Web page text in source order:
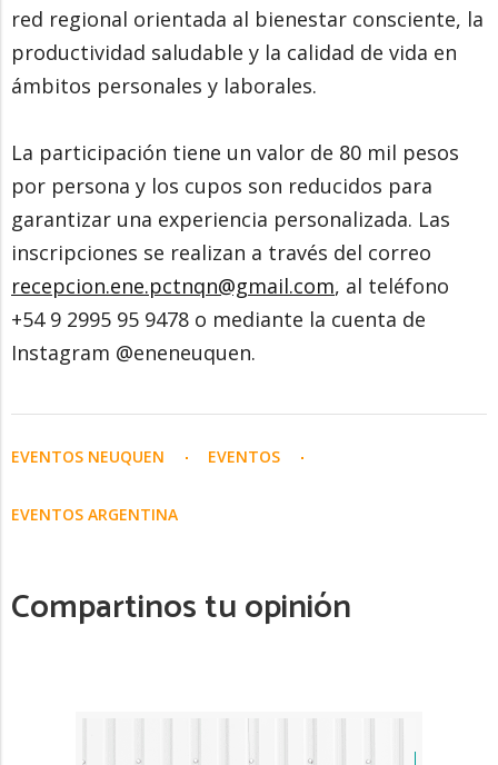
red regional orientada al bienestar consciente, la
productividad saludable y la calidad de vida en
ámbitos personales y laborales.
La participación tiene un valor de 80 mil pesos
por persona y los cupos son reducidos para
garantizar una experiencia personalizada. Las
inscripciones se realizan a través del correo
recepcion.ene.pctnqn@gmail.com, al teléfono
+54 9 2995 95 9478 o mediante la cuenta de
Instagram @eneneuquen.
EVENTOS NEUQUEN EVENTOS
EVENTOS ARGENTINA
Compartinos tu opinión